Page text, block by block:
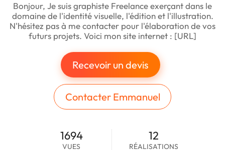
Bonjour, Je suis graphiste Freelance exerçant dans le
domaine de l'identité visuelle, l'édition et l'illustration.
N'hésitez pas à me contacter pour l'élaboration de vos
futurs projets. Voici mon site internet : [URL]
Recevoir un devis
Contacter Emmanuel
1694
VUES
12
RÉALISATIONS